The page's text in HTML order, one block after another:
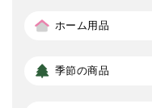
ホーム用品
季節の商品